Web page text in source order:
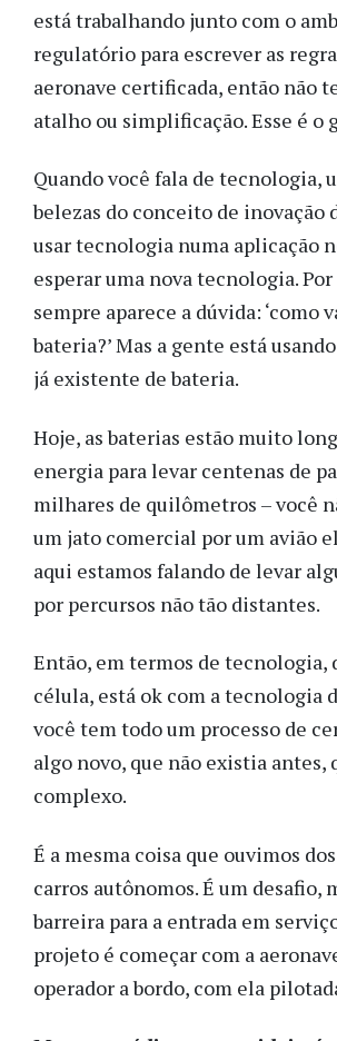
está trabalhando junto com o
regulatório para escrever as
aeronave certificada, então não
atalho ou simplificação. Esse é o
Quando você fala de tecnologia,
belezas do conceito de inovação
usar tecnologia numa aplicação
esperar uma nova tecnologia.
sempre aparece a dúvida: ‘como
bateria?’ Mas a gente está
já existente de bateria.
Hoje, as baterias estão muito
energia para levar centenas de
milhares de quilômetros – você
um jato comercial por um avião
aqui estamos falando de levar
por percursos não tão distantes.
Então, em termos de tecnologia,
célula, está ok com a tecnologia
você tem todo um processo de
algo novo, que não existia antes,
complexo.
É a mesma coisa que ouvimos
carros autônomos. É um desafio,
barreira para a entrada em
projeto é começar com a
operador a bordo, com ela